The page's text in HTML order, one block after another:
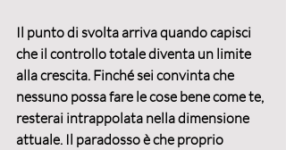
Il punto di svolta arriva quando capisci
che il controllo totale diventa un limite
alla crescita. Finché sei convinta che
nessuno possa fare le cose bene come te,
resterai intrappolata nella dimensione
attuale. Il paradosso è che proprio